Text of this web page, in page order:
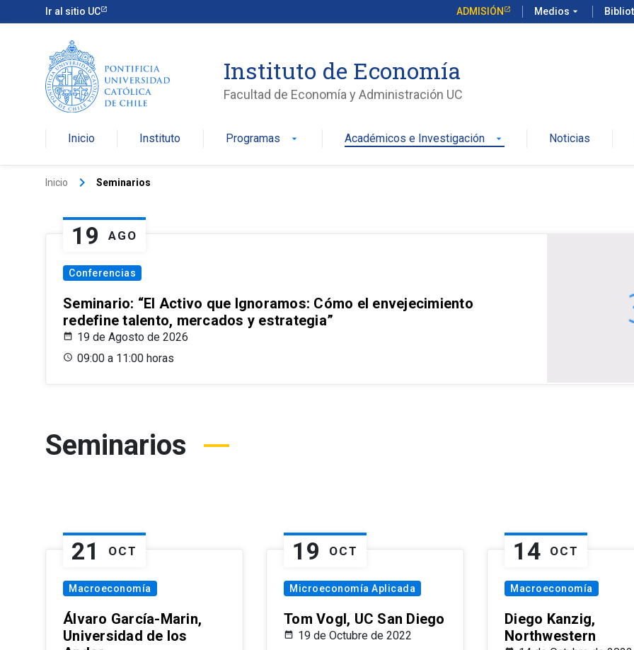
Ir al sitio UC ADMISIÓN Medios arrow_drop_down
Instituto de Economía
Facultad de Economía y Administración UC
Inicio Instituto Programas arrow_drop_down Académicos e Investigación arrow_drop_down Noticias
Inicio keyboard_arrow_right Seminarios
19 AGO
Conferencias
Seminario: “El Activo que Ignoramos: Cómo el envejecimiento
redefine talento, mercados y estrategia”
19 de Agosto de 2026
09:00 a 11:00 horas
Seminarios
21 OCT
Macroeconomía
Álvaro García-Marin,
Universidad de los
19 OCT
Microeconomía Aplicada
Tom Vogl, UC San Diego
19 de Octubre de 2022
14 OCT
Macroeconomía
Diego Kanzig,
Northwestern